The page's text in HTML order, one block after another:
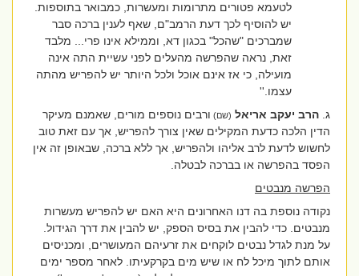
לטעמא פטורים מתרומות ומעשרות, כמבואר בתוספות.
יש להוסיף לכך דעת הרמב"ם, שאף לענין ברכה סבר
שמברכים "שהכל" בכגון דא, וממילא אינו פרי... מלבד
זאת, נראה שהפרשה מהעלים לפני עשיית התה אינה
מועילה, כי אז אינם אוכל ולכל היותר יש להפריש מהתה
עצמו.
''
הרב יעקב אריאל(שם)ורבים נוספים מורים, שאמנם מעיקר
הדין הלכה כדעת המקילים שאין צורך להפריש, אך עם זאת טוב
לחשוש לדעת לרב אליהו ולהפריש, אך ללא ברכה, שבאופן זה אין
הפסד בהפרשה או בברכה לבטלה.
הפרשה מנבטים
נקודה נוספת בה דנו האחרונים היא האם יש להפריש מעשרות
מנבטים. כדי להבין את בסיס הספק, יש להבין את דרך הגידול.
על מנת לגדל נבטים לוקחים את זרעיהם המעושרים, ומכניסים
אותם לתוך מיכל לח או שיש מים בקרקעיתו. לאחר מספר ימים